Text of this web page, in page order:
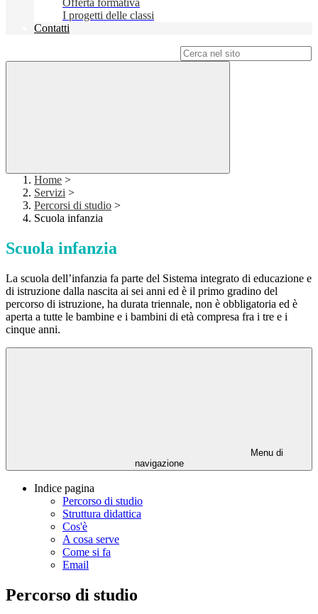
Offerta formativa
I progetti delle classi
Contatti
Home >
Servizi >
Percorsi di studio >
Scuola infanzia
Scuola infanzia
La scuola dell’infanzia fa parte del Sistema integrato di educazione e
di istruzione dalla nascita ai sei anni ed è il primo gradino del
percorso di istruzione, ha durata triennale, non è obbligatoria ed è
aperta a tutte le bambine e i bambini di età compresa fra i tre e i
cinque anni.
Menu di
navigazione
Indice pagina
Percorso di studio
Struttura didattica
Cos'è
A cosa serve
Come si fa
Email
Percorso di studio